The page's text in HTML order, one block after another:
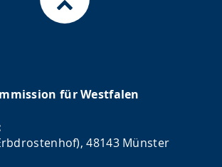
für Westfalen
48143 Münster